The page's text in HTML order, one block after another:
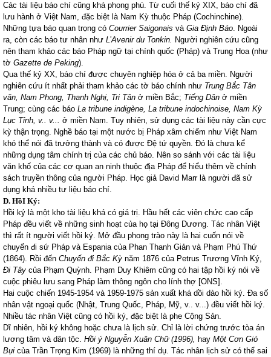
Các tài liệu báo chí cũng khá phong phú. Từ cuối thế kỷ XIX, báo chí đã
lưu hành ở Việt Nam, đặc biệt là Nam Kỳ thuộc Pháp (Cochinchine).
Những tựa báo quan trọng có Courrier Saigonais và Gia Định Báo. Ngoài
ra, còn các báo tư nhân như L’Avenir du Tonkin. Người nghiên cứu cũng
nên tham khảo các báo Pháp ngữ tại chính quốc (Pháp) và Trung Hoa (như
tờ Gazette de Peking).
Qua thế kỷ XX, báo chí được chuyên nghiệp hóa ở cả ba miền. Người
nghiên cứu ít nhất phải tham khảo các tờ báo chính như Trung Bắc Tân
văn, Nam Phong, Thanh Nghị, Tri Tân ở miền Bắc; Tiếng Dân ở miền
Trung; cùng các báo La tribune indigène, La tribune indochinoise, Nam Kỳ
Lục Tỉnh, v.. v... ở miền Nam. Tuy nhiên, sử dụng các tài liệu này cần cực
kỳ thận trọng. Nghề báo tại một nước bị Pháp xâm chiếm như Việt Nam
khó thể nói đã trưởng thành và có được Đệ tứ quyền. Đó là chưa kể
những dụng tâm chính trị của các chủ báo. Nên so sánh với các tài liệu
văn khố của các cơ quan an ninh thuộc địa Pháp để hiểu thêm về chính
sách truyền thông của người Pháp. Học giả David Marr là người đã sử
dụng khá nhiều tư liệu báo chí.
D. HồI Ký:
Hồi ký là một kho tài liệu khá có giá trị. Hầu hết các viên chức cao cấp
Pháp đều viết về những sinh hoạt của họ tại Đông Dương. Tác nhân Việt
thì rất ít người viết hồi ký. Mở đầu phong trào này là hai cuốn nói về
chuyến đi sứ Pháp và Espania của Phan Thanh Giản và Phạm Phú Thứ
(1864). Rồi đến Chuyến đi Bắc Kỳ năm 1876 của Petrus Trương Vĩnh Ký,
Đi Tây của Phạm Quỳnh. Phạm Duy Khiêm cũng có hai tập hồi ký nói về
cuộc phiêu lưu sang Pháp làm thông ngôn cho lính thợ [ONS].
Hai cuộc chiến 1945-1954 và 1959-1975 sản xuất khá dồi dào hồi ký. Đa số
nhân vật ngoại quốc (Nhật, Trung Quốc, Pháp, Mỹ, v.. v...) đều viết hồi ký.
Nhiều tác nhân Việt cũng có hồi ký, đặc biệt là phe Cộng Sản.
Dĩ nhiên, hồi ký không hoặc chưa là lịch sử. Chỉ là lời chứng trước tòa án
lương tâm và dân tộc. Hồi ý Nguyễn Xuân Chữ (1996), hay Một Cơn Gió
Bụi của Trần Trọng Kim (1969) là những thí dụ. Tác nhân lịch sử có thể sai